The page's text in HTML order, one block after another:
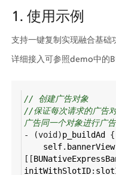
1. 使用示例
支持一键复制实现融合基础
详细接入可参照demo中的
// 创建广告对象
//保证每次请求的广告
广告同一个对象进行广
-
(void )p_buildAd
{
self. bannerView
[[
initWithSlotID: